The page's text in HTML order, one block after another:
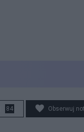
84 Obserwuj